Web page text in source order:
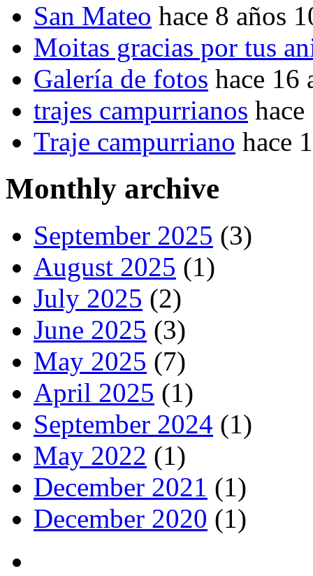
San Mateo hace 8 años
Moitas gracias por tus
Galería de fotos hace 16
trajes campurrianos
Traje campurriano hace
Monthly archive
September 2025 (3)
August 2025 (1)
July 2025 (2)
June 2025 (3)
May 2025 (7)
April 2025 (1)
September 2024 (1)
May 2022 (1)
December 2021 (1)
December 2020 (1)